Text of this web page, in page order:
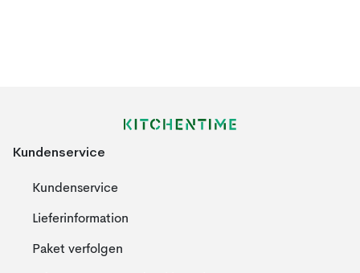
Kundenservice
Kundenservice
Lieferinformation
Paket verfolgen